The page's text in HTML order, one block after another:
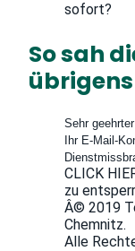
sofort?
So sah
Sehr
Ihr E-Mail-
CLICK
zu
Â© 2019
Chemnitz.
Alle